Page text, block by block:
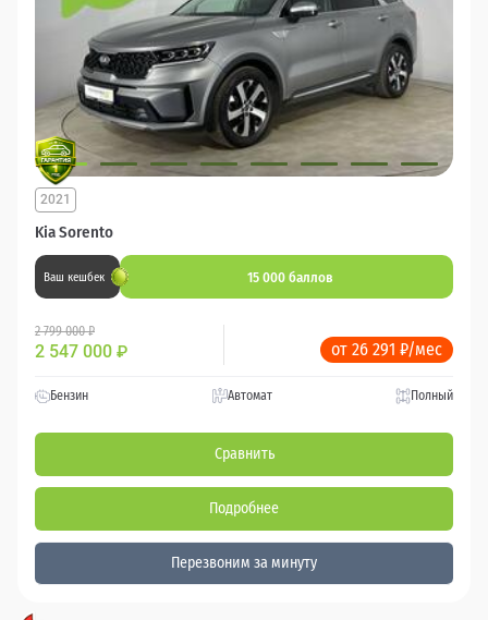
Kia Sorento
2021
Ваш кешбек 15 000 баллов
2 799 000 ₽
2 547 000 ₽ от 26 291 ₽/мес
Бензин Автомат Полный
Сравнить
Подробнее
Перезвоним за минуту